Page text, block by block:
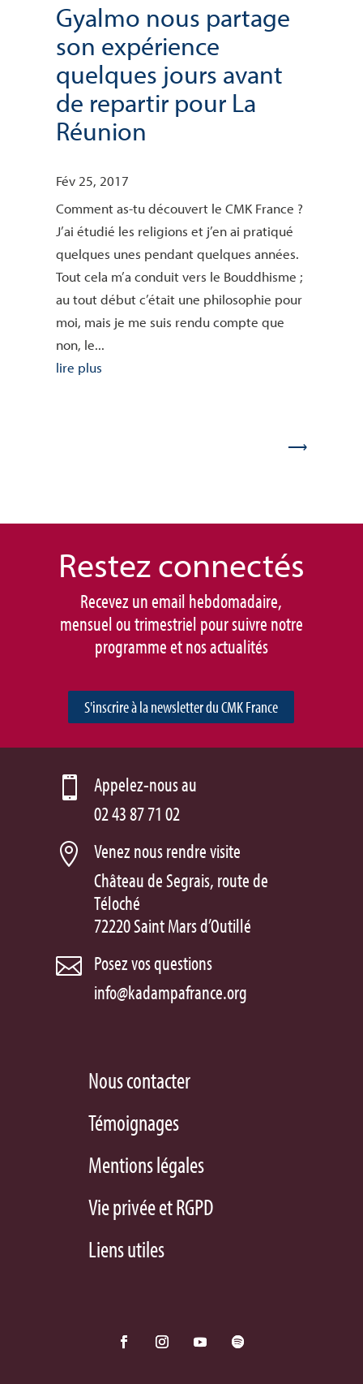
Gyalmo nous partage
son expérience
quelques jours avant
de repartir pour La
Réunion
Fév 25, 2017
Comment as-tu découvert le CMK France ?
J’ai étudié les religions et j’en ai pratiqué
quelques unes pendant quelques années.
Tout cela m’a conduit vers le Bouddhisme ;
au tout début c’était une philosophie pour
moi, mais je me suis rendu compte que
non, le...
lire plus
Restez connectés
Recevez un email hebdomadaire,
mensuel ou trimestriel pour suivre notre
programme et nos actualités
S'inscrire à la newsletter du CMK France

Appelez-nous au
02 43 87 71 02

Venez nous rendre visite
Château de Segrais, route de
Téloché
72220 Saint Mars d’Outillé
 Posez vos questions
info@kadampafrance.org
Nous contacter
Témoignages
Mentions légales
Vie privée et RGPD
Liens utiles